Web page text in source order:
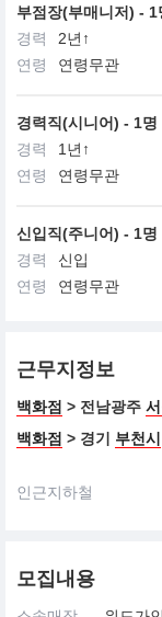
부점장(부매니저) - 1
경력
2년↑
연령
연령무관
경력직(시니어) - 1명
경력
1년↑
연령
연령무관
신입직(주니어) - 1명
경력
신입
연령
연령무관
근무지정보
백화점 > 전남광주
백화점 > 경기 부천시
인근지하철
모집내용